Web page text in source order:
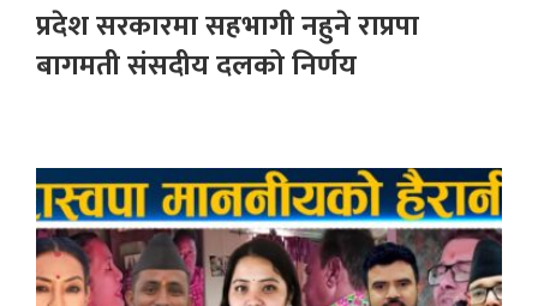
प्रदेश सरकारमा सहभागी नहुने राप्रपा
बागमती संसदीय दलको निर्णय